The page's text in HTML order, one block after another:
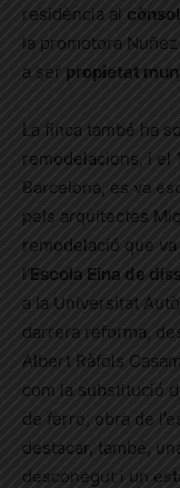
residència al
la promotora
a ser propietat
La finca també ha
remodelacions, i el
Barcelona, ​​es va
pels arquitectes
remodelació que va
l’Escola Eina de
a la Universitat
darrera reforma,
Albert Ràfols
com la substitució
de ferro, obra de
destacar, també,
desconegut i un